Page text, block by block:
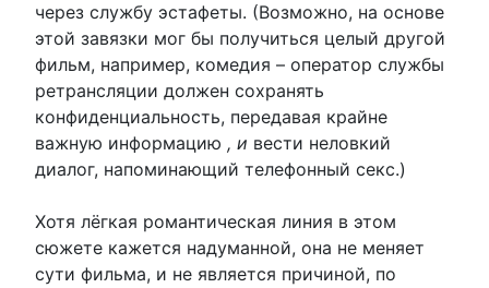
через службу эстафеты. (Возможно, на основе
этой завязки мог бы получиться целый другой
фильм, например, комедия – оператор службы
ретрансляции должен сохранять
конфиденциальность, передавая крайне
важную информацию , и вести неловкий
диалог, напоминающий телефонный секс.)
Хотя лёгкая романтическая линия в этом
сюжете кажется надуманной, она не меняет
сути фильма, и не является причиной, по